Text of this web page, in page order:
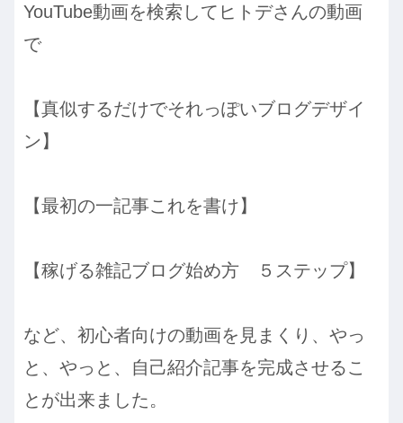
YouTube動画を検索してヒトデさんの動画
で
【真似するだけでそれっぽいブログデザイ
ン】
【最初の一記事これを書け】
【稼げる雑記ブログ始め方 ５ステップ】
など、初心者向けの動画を見まくり、やっ
と、やっと、自己紹介記事を完成させるこ
とが出来ました。